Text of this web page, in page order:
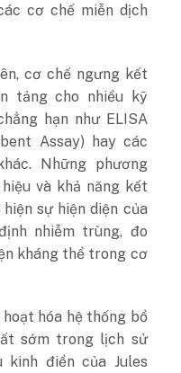
cơ chế miễn dịch
cơ chế ngưng kết
tảng cho nhiều kỹ
hạn như ELISA
Assay) hay các
Những phương
và khả năng kết
sự hiện diện của
nhiễm trùng, đo
kháng thể trong cơ
hóa hệ thống bổ
sớm trong lịch sử
kinh điển của Jules